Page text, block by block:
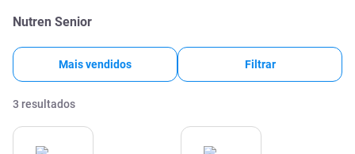
Nutren Senior
Mais vendidos Filtrar
3 resultados